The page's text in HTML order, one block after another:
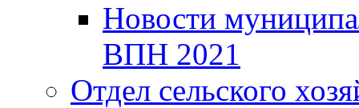
Новости
ВПН 2021
Отдел сельского